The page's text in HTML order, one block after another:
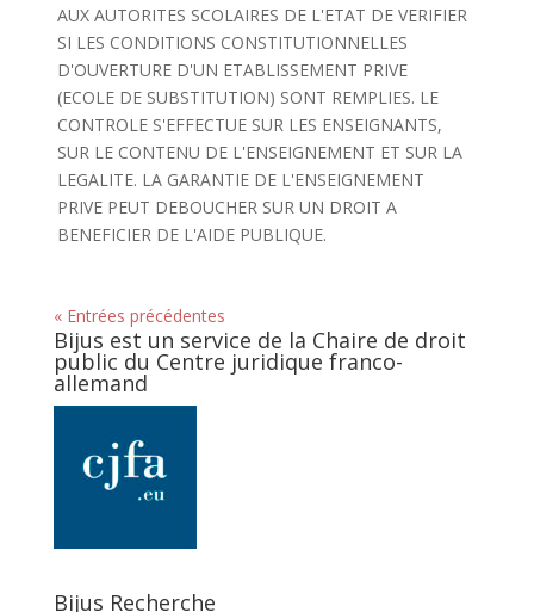
AUX AUTORITES SCOLAIRES DE L'ETAT DE VERIFIER
SI LES CONDITIONS CONSTITUTIONNELLES
D'OUVERTURE D'UN ETABLISSEMENT PRIVE
(ECOLE DE SUBSTITUTION) SONT REMPLIES. LE
CONTROLE S'EFFECTUE SUR LES ENSEIGNANTS,
SUR LE CONTENU DE L'ENSEIGNEMENT ET SUR LA
LEGALITE. LA GARANTIE DE L'ENSEIGNEMENT
PRIVE PEUT DEBOUCHER SUR UN DROIT A
BENEFICIER DE L'AIDE PUBLIQUE.
« Entrées précédentes
Bijus est un service de la Chaire de droit
public du Centre juridique franco-
allemand
Bijus Recherche